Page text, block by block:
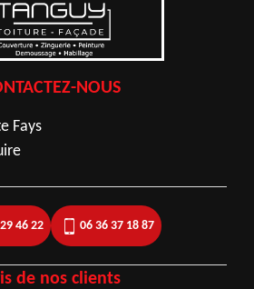
NOUS
Fays
46 22 06 36 37 18 87
de nos clients